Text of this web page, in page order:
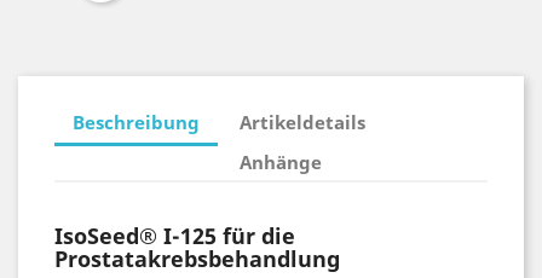
Beschreibung
Artikeldetails
Anhänge
IsoSeed® I-125 für die
Prostatakrebsbehandlung